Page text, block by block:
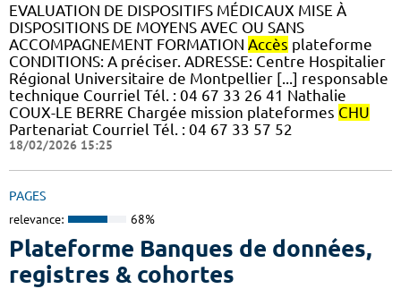
EVALUATION DE DISPOSITIFS MÉDICAUX MISE À
DISPOSITIONS DE MOYENS AVEC OU SANS
ACCOMPAGNEMENT FORMATION Accès plateforme
CONDITIONS: A préciser. ADRESSE: Centre Hospitalier
Régional Universitaire de Montpellier [...] responsable
technique Courriel Tél. : 04 67 33 26 41 Nathalie
COUX-LE BERRE Chargée mission plateformes CHU
Partenariat Courriel Tél. : 04 67 33 57 52
18/02/2026 15:25
PAGES
relevance: 68%
Plateforme Banques de données,
registres & cohortes